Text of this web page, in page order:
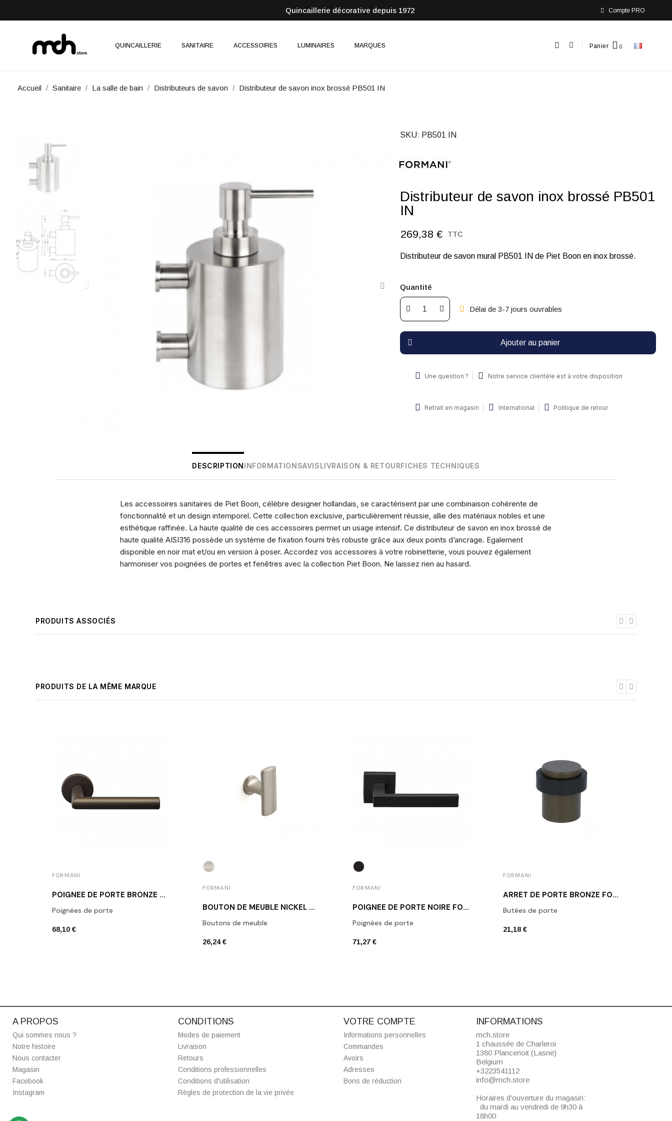
Quincaillerie décorative depuis 1972 Compte PRO
QUINCAILLERIE SANITAIRE ACCESSOIRES LUMINAIRES MARQUES Panier
Accueil Sanitaire La salle de bain Distributeurs de savon Distributeur de savon inox brossé PB501 IN
SKU PB501 IN
Distributeur de savon inox brossé PB501
IN
269,38 € TTC
Distributeur de savon mural PB501 IN de Piet Boon en inox brossé.
Quantité
Délai de 3-7 jours ouvrables
Ajouter au panier
Une question ? Notre service clientèle est à votre disposition
Retrait en magasin International Politique de retour
DESCRIPTIONINFORMATIONSAVISLIVRAISON & RETOURFICHES TECHNIQUES
Les accessoires sanitaires de Piet Boon, célèbre designer hollandais, se caractérisent par une combinaison cohérente de
fonctionnalité et un design intemporel. Cette collection exclusive, particulièrement réussie, allie des matériaux nobles et une
esthétique raffinée. La haute qualité de ces accessoires permet un usage intensif. Ce distributeur de savon en inox brossé de
haute qualité AISI316 possède un système de fixation fourni très robuste grâce aux deux points d’ancrage. Egalement
disponible en noir mat et/ou en version à poser. Accordez vos accessoires à votre robinetterie, vous pouvez également
harmoniser vos poignées de portes et fenêtres avec la collection Piet Boon. Ne laissez rien au hasard.
PRODUITS ASSOCIÉS
PRODUITS DE LA MÊME MARQUE
FORMANI
POIGNÉE DE PORTE BRONZE FORMANI LB2-19 BR
Poignées de porte
68,10 €
FORMANI
BOUTON DE MEUBLE NICKEL MAT 1929M NS
Boutons de meuble
26,24 €
FORMANI
POIGNÉE DE PORTE NOIRE FORMANI BSQ2-G NM
Poignées de porte
71,27 €
FORMANI
ARRÊT DE PORTE BRONZE FORMANI LB10 BR
Butées de porte
21,18 €
A PROPOS
Qui sommes nous ?
Notre histoire
Nous contacter
Magasin
Facebook
Instagram
CONDITIONS
Modes de paiement
Livraison
Retours
Conditions professionnelles
Conditions d'utilisation
Règles de protection de la vie privée
VOTRE COMPTE
Informations personnelles
Commandes
Avoirs
Adresses
Bons de réduction
INFORMATIONS
mch.store
1 chaussée de Charleroi
1380 Plancenoit (Lasne)
Belgium
+3223541112
info@mch.store
Horaires d'ouverture du magasin:
du mardi au vendredi de 9h30 à
18h00